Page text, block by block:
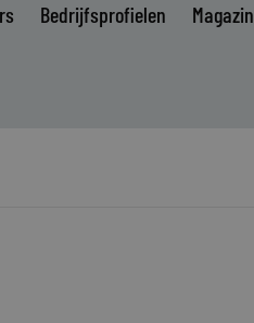
Bedrijfsprofielen